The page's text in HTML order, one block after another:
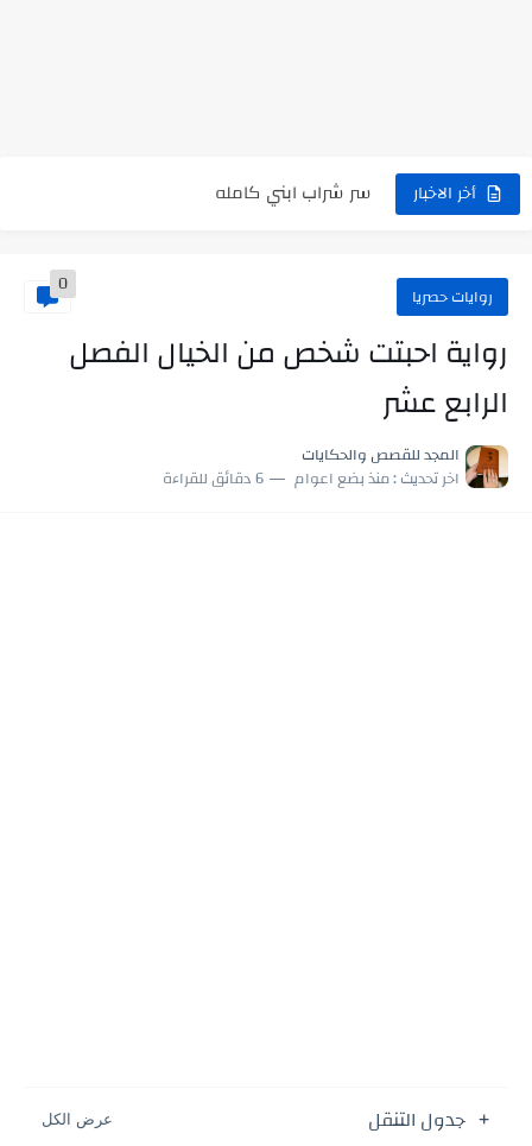
أخر الاخبار
سر شراب ابني كامله
استعلم الآن عن نتيجة الثانوية العامة 2026 برقم الجلوس والاسم
روايات حصريا 0
رواية احبتت شخص من الخيال الفصل
الرابع عشر
المجد للقصص والحكايات
اخر تحديث :منذ بضع اعوام 6 دقائق للقراءة
جدول التنقل